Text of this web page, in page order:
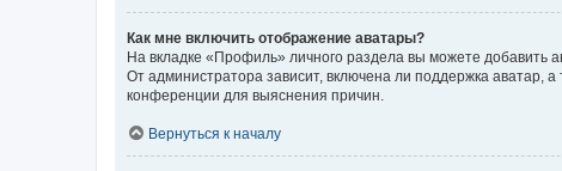
Как мне включить отображение аватары?
На вкладке «Профиль» личного раздела вы можете добавить
От администратора зависит, включена ли поддержка аватар,
конференции для выяснения причин.
Вернуться к началу